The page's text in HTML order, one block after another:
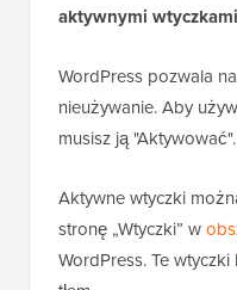
aktywnymi
WordPress pozwala
nieużywanie. Aby
musisz ją "Aktywować".
Aktywne wtyczki
stronę „Wtyczki” w
WordPress. Te